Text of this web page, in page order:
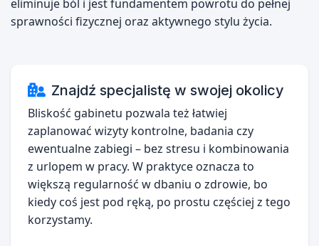
eliminuje ból i jest fundamentem powrotu do pełnej
sprawności fizycznej oraz aktywnego stylu życia.
Znajdź specjalistę w swojej okolicy
Bliskość gabinetu pozwala też łatwiej
zaplanować wizyty kontrolne, badania czy
ewentualne zabiegi – bez stresu i kombinowania
z urlopem w pracy. W praktyce oznacza to
większą regularność w dbaniu o zdrowie, bo
kiedy coś jest pod ręką, po prostu częściej z tego
korzystamy.